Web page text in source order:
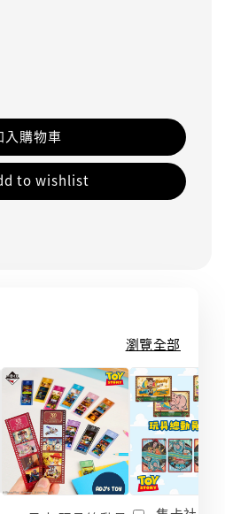
入購物車
to wishlist
瀏覽全部